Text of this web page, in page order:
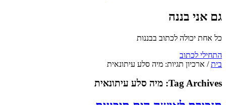
גם אני בננה
כל אחת יכולה לכתוב בבננות
התחילי לכתוב
בית/ ארכיון תגיות: מיה סלע עיתונאית
Tag Archives: מיה סלע עיתונאית